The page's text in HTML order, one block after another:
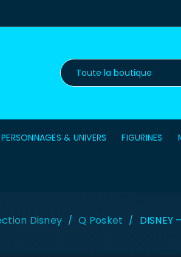
PERSONNAGES & UNIVERS FIGURINES
Disney / Q Posket /